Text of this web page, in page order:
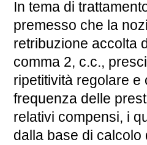
In tema di
premesso che la
retribuzione accolta
comma 2, c.c.,
ripetitività regolare e
frequenza delle
relativi compensi, i
dalla base di calcolo